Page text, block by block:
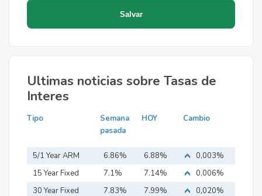
Ultimas noticias sobre Tasas de
Interes
Tipo
Semana
pasada
HOY Cambio
5/1 Year ARM 6.86% 6.88%
0,003%
15 Year Fixed
Mortgage
7.1% 7.14%
0,006%
30 Year Fixed
7.83% 7.99% 0,020%